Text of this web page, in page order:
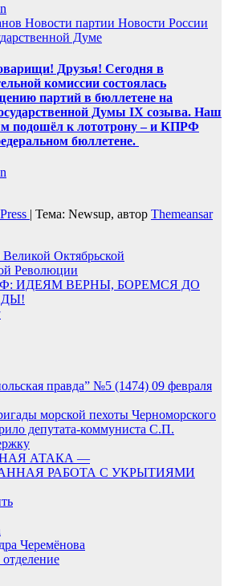
Новости партии Новости России
Думе
Друзья! Сегодня в
комиссии состоялась
партий в бюллетене на
Думы IX созыва. Наш
подошёл к лототрону – и КПРФ
бюллетене.
| Тема: Newsup, автор Themeansar
Октябрьской
Революции
ИДЕЯМ ВЕРНЫ, БОРЕМСЯ ДО
правда” №5 (1474) 09 февраля
морской пехоты Черноморского
депутата-коммуниста С.П.
АТАКА —
РАБОТА С УКРЫТИЯМИ
Черемёнова
отделение